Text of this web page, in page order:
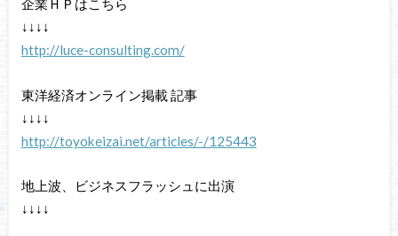
企業ＨＰはこちら
↓↓↓↓
http://luce-consulting.com/
東洋経済オンライン掲載 記事
↓↓↓↓
http://toyokeizai.net/articles/-/125443
地上波、ビジネスフラッシュに出演
↓↓↓↓